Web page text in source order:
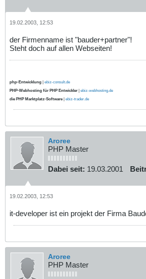
19.02.2003, 12:53
der Firmenname ist "bauder+partner"!
Steht doch auf allen Webseiten!
php-Entwicklung
ebiz-consult.de
PHP-Webhosting für PHP Entwickler
ebiz-webhosting.de
die PHP Marktplatz-Software
ebiz-trader.de
Aroree
PHP Master
Dabei seit: 19.03.2001
19.02.2003, 12:53
it-developer ist ein projekt der Firma
Aroree
PHP Master